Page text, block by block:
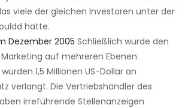
viele der gleichen Investoren unter der
hatte.
Dezember 2005 Schließlich wurde den
auf mehreren Ebenen
1,5 Millionen US-Dollar an
verlangt. Die Vertriebshändler des
irreführende Stellenanzeigen